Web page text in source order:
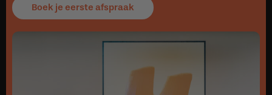
Boek je eerste afspraak